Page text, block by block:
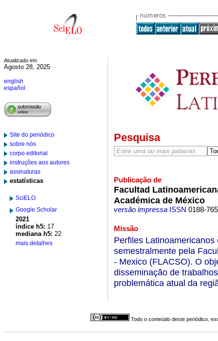
Atualizado em
Agosto 28, 2025
english
español
Site do periódico
sobre nós
corpo editorial
instruções aos autores
assinaturas
estatísticas
SciELO
Google Scholar
2021
índice h5: 17
mediana h5: 22
mais detalhes
Pesquisa
Publicação de
Facultad
Académica de México
versão impressaISSN 0188-
Missão
Perfiles
semestralmente pela
- Mexico (FLACSO). O
disseminação de
problemática atual da
Todo o conteúdo deste periódico,